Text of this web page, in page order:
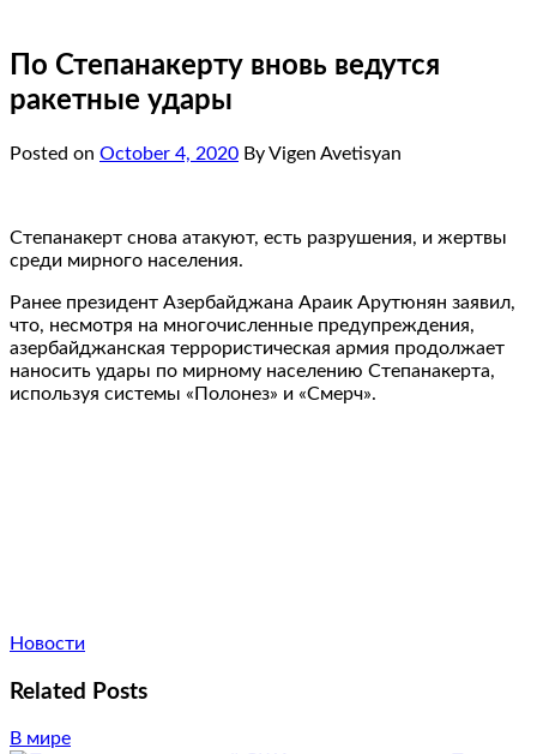
По Степанакерту вновь ведутся
ракетные удары
Posted on October 4, 2020 By Vigen Avetisyan
Степанакерт снова атакуют, есть разрушения, и жертвы
среди мирного населения.
Ранее президент Азербайджана Араик Арутюнян заявил,
что, несмотря на многочисленные предупреждения,
азербайджанская террористическая армия продолжает
наносить удары по мирному населению Степанакерта,
используя системы «Полонез» и «Смерч».
Новости
Related Posts
В мире